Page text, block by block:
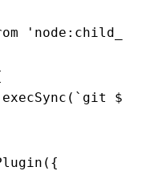
( `git ${
({